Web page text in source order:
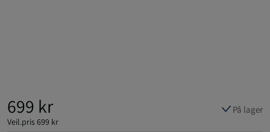
699 kr
Veil.pris699 kr
På lager